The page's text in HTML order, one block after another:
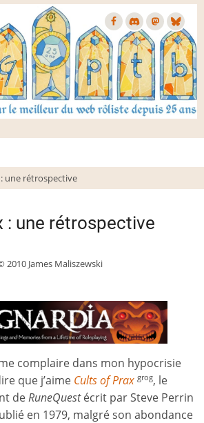
une rétrospective
: une rétrospective
2010 James Maliszewski
complaire dans mon hypocrisie
que j’aime Cults of Prax grog, le
deRuneQuestécrit par Steve Perrin
en 1979, malgré son abondance